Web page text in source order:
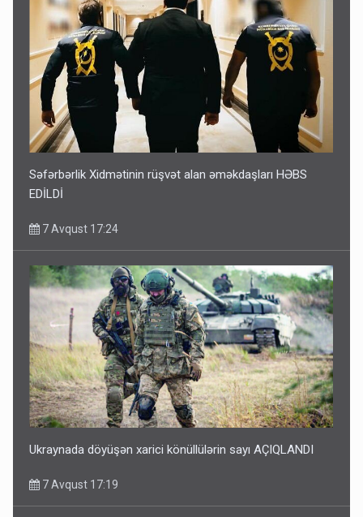
Səfərbərlik Xidmətinin rüşvət alan əməkdaşları HƏBS
EDİLDİ
7 Avqust 17:24
Ukraynada döyüşən xarici könüllülərin sayı AÇIQLANDI
7 Avqust 17:19